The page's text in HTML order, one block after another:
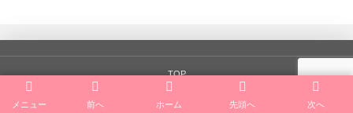
TOP
会社案内
メニュー 前へ ホーム 先頭へ 次へ